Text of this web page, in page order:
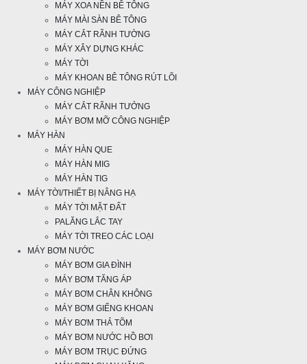
MÁY XOA NỀN BÊ TÔNG
MÁY MÀI SÀN BÊ TÔNG
MÁY CẮT RÃNH TƯỜNG
MÁY XÂY DỰNG KHÁC
MÁY TỜI
MÁY KHOAN BÊ TÔNG RÚT LÕI
MÁY CÔNG NGHIỆP
MÁY CẮT RÃNH TƯỞNG
MÁY BƠM MỠ CÔNG NGHIỆP
MÁY HÀN
MÁY HÀN QUE
MÁY HÀN MIG
MÁY HÀN TIG
MÁY TỜI/THIẾT BỊ NÂNG HẠ
MÁY TỜI MẶT ĐẤT
PALĂNG LẮC TAY
MÁY TỜI TREO CÁC LOẠI
MÁY BƠM NƯỚC
MÁY BƠM GIA ĐÌNH
MÁY BƠM TĂNG ÁP
MÁY BƠM CHÂN KHÔNG
MÁY BƠM GIẾNG KHOAN
MÁY BƠM THẢ TÕM
MÁY BƠM NƯỚC HỒ BƠI
MÁY BƠM TRỤC ĐỨNG